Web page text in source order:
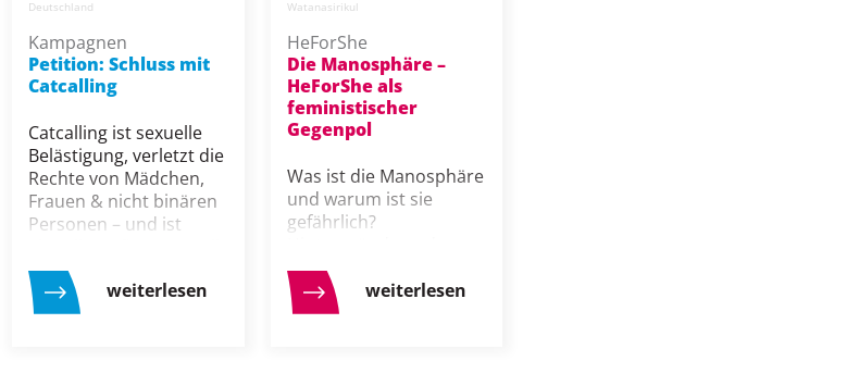
Deutschland
Kampagnen
Petition: Schluss mit
Catcalling
Catcalling ist sexuelle
Belästigung, verletzt die
Rechte von Mädchen,
Frauen & nicht binären
Personen – und ist
UN Women
Deutschland ändern.
weiterlesen
Watanasirikul
HeForShe
Die Manosphäre –
HeForShe als
feministischer
Gegenpol
Was ist die Manosphäre
und warum ist sie
gefährlich?
feministische
Gegenstrategien von
HeForShe Deutschland.
weiterlesen